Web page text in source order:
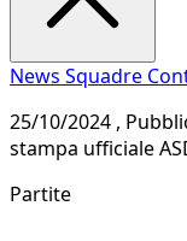
News Squadre
25/10/2024 ,
stampa ufficiale
Partite